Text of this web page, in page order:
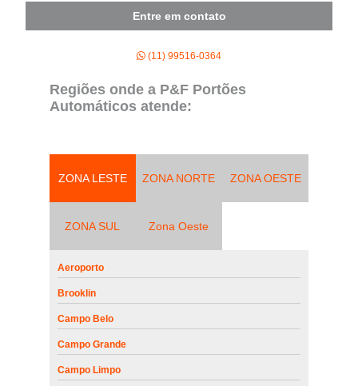
Entre em contato
(11) 99516-0364
Regiões onde a P&F Portões
Automáticos atende:
ZONA LESTE ZONA NORTE ZONA OESTE
ZONA SUL Zona Oeste
Aeroporto
Brooklin
Campo Belo
Campo Grande
Campo Limpo